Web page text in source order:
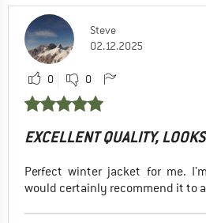
Steve
02.12.2025
0 0
EXCELLENT QUALITY,
Perfect winter jacket for me.
would certainly recommend it to